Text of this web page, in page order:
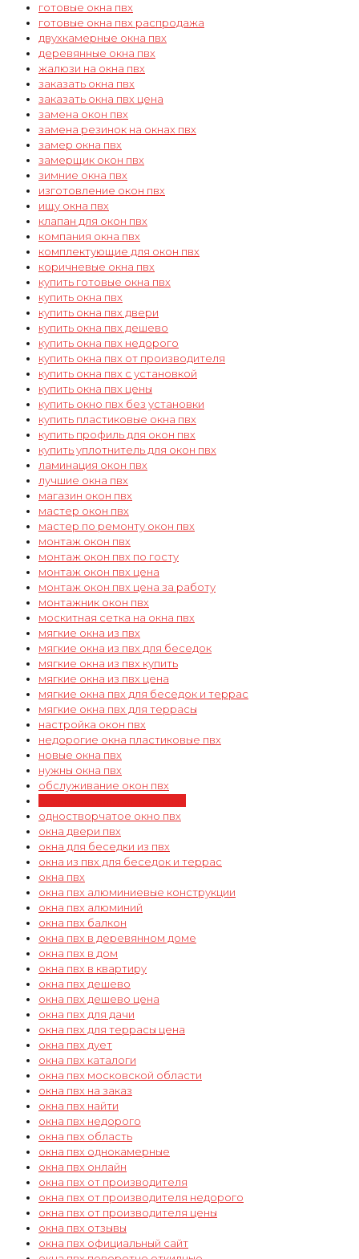
готовые окна пвх
готовые окна пвх распродажа
двухкамерные окна пвх
деревянные окна пвх
жалюзи на окна пвх
заказать окна пвх
заказать окна пвх цена
замена окон пвх
замена резинок на окнах пвх
замер окна пвх
замерщик окон пвх
зимние окна пвх
изготовление окон пвх
ищу окна пвх
клапан для окон пвх
компания окна пвх
комплектующие для окон пвх
коричневые окна пвх
купить готовые окна пвх
купить окна пвх
купить окна пвх двери
купить окна пвх дешево
купить окна пвх недорого
купить окна пвх от производителя
купить окна пвх с установкой
купить окна пвх цены
купить окно пвх без установки
купить пластиковые окна пвх
купить профиль для окон пвх
купить уплотнитель для окон пвх
ламинация окон пвх
лучшие окна пвх
магазин окон пвх
мастер окон пвх
мастер по ремонту окон пвх
монтаж окон пвх
монтаж окон пвх по госту
монтаж окон пвх цена
монтаж окон пвх цена за работу
монтажник окон пвх
москитная сетка на окна пвх
мягкие окна из пвх
мягкие окна из пвх для беседок
мягкие окна из пвх купить
мягкие окна из пвх цена
мягкие окна пвх для беседок и террас
мягкие окна пвх для террасы
настройка окон пвх
недорогие окна пластиковые пвх
новые окна пвх
нужны окна пвх
обслуживание окон пвх
одностворчатое окно пвх
окна двери пвх
окна для беседки из пвх
окна из пвх для беседок и террас
окна пвх
окна пвх алюминиевые конструкции
окна пвх алюминий
окна пвх балкон
окна пвх в деревянном доме
окна пвх в дом
окна пвх в квартиру
окна пвх дешево
окна пвх дешево цена
окна пвх для дачи
окна пвх для террасы цена
окна пвх дует
окна пвх каталоги
окна пвх московской области
окна пвх на заказ
окна пвх найти
окна пвх недорого
окна пвх область
окна пвх однокамерные
окна пвх онлайн
окна пвх от производителя
окна пвх от производителя недорого
окна пвх от производителя цены
окна пвх отзывы
окна пвх официальный сайт